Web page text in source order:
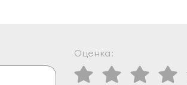
Оценка: